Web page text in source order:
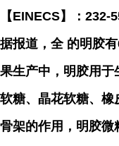
【EINECS】：232-
据报道，全 的明胶
果生产中，明胶用
软糖、晶花软糖、
骨架的作用，明胶微